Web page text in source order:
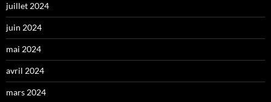
juillet 2024
juin 2024
mai 2024
avril 2024
mars 2024